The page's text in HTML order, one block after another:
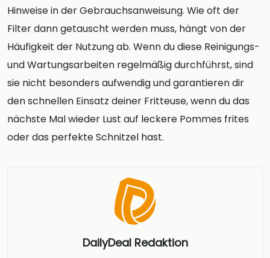
Hinweise in der Gebrauchsanweisung. Wie oft der
Filter dann getauscht werden muss, hängt von der
Häufigkeit der Nutzung ab. Wenn du diese Reinigungs-
und Wartungsarbeiten regelmäßig durchführst, sind
sie nicht besonders aufwendig und garantieren dir
den schnellen Einsatz deiner Fritteuse, wenn du das
nächste Mal wieder Lust auf leckere Pommes frites
oder das perfekte Schnitzel hast.
DailyDeal Redaktion